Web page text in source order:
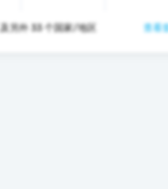
🇹🇷 🇺🇦 🇬🇧 及另外 33 个国家/地区 查看